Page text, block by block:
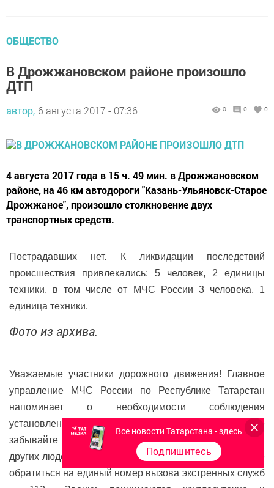
ОБЩЕСТВО
В Дрожжановском районе произошло
ДТП
автор, 6 августа 2017 - 07:36 0 0 0
4 августа 2017 года в 15 ч. 49 мин. в Дрожжановском
районе, на 46 км автодороги "Казань-Ульяновск-Старое
Дрожжаное", произошло столкновение двух
транспортных средств.
Пострадавших нет. К ликвидации последствий
происшествия привлекались: 5 человек, 2 единицы
техники, в том числе от МЧС России 3 человека, 1
единица техники.
Фото из архива.
Уважаемые участники дорожного движения! Главное
управление МЧС России по Республике Татарстан
напоминает о необходимости соблюдения
установленных правил поведения на дороге. Не
забывайте о том, что от вас зависят здоровье и жизни
других людей. В случае любой беды вы всегда можете
обратиться на единый номер вызова экстренных служб
Все новости Татарстана - здесь
Подпишитесь